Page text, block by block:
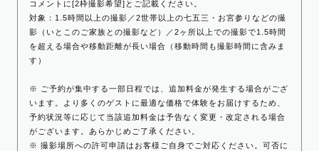
コメントに[2枠撮影希望]とご記載ください。
対象：1.5時間以上の撮影／2世帯以上の七五三・お宮参りなどの撮
影（いとこのご家族との撮影など）／2ヶ所以上での撮影で1.5時間
を超える場合や移動距離が長い場合（移動時間も撮影時間に含みま
す）
※ ご予約が集中する一部日程では、追加料金が発生する場合がござ
います。より多くのゲストに最適な価格で体験をお届けするため、
予約状況等に応じて当該追加料金は予告なく変更・改定される場合
がございます。あらかじめご了承ください。
※ 撮影場所への許可申請はお客様ご自身でご対応ください。可否に